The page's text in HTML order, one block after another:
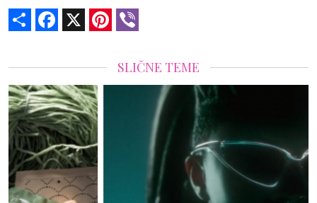
Share Facebook Pinterest
SLIČNE TEME